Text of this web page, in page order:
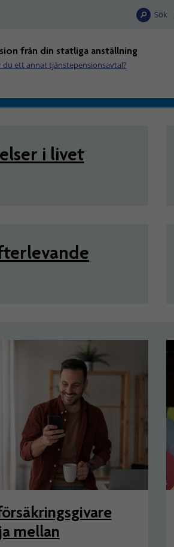
Sök
från din statliga anställning
du ett annat tjänstepensionsavtal?
statliga
i livet
mellan